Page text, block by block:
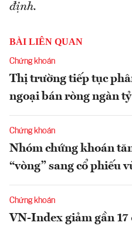
định.
BÀI LIÊN QUAN
Chứng khoán
Thị trường tiếp tục
ngoại bán ròng ngàn tỷ
Chứng khoán
Nhóm chứng khoán
“vòng” sang cổ phiếu
Chứng khoán
VN-Index giảm gần